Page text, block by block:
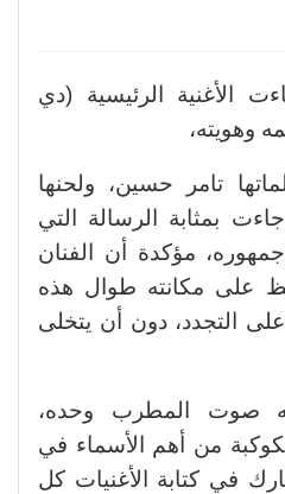
الأغنية الرئيسية (دي
وهويته،
تامر حسين، ولحنها
بمثابة الرسالة التي
مؤكدة أن الفنان
على مكانته طوال هذه
على التجدد، دون أن يتخلى
صوت المطرب وحده،
من أهم الأسماء في
في كتابة الأغنيات كل